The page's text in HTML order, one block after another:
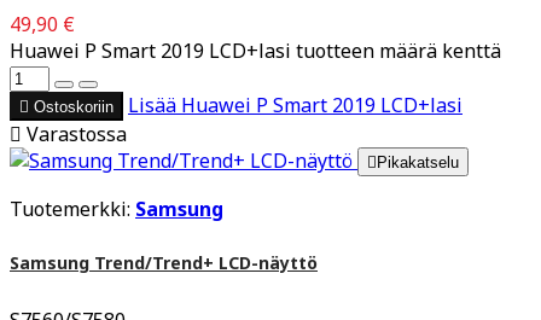
49,90 €
Huawei P Smart 2019 LCD+lasi tuotteen määrä kenttä
 Ostoskoriin Lisää Huawei P Smart 2019 LCD+lasi
 Varastossa
 Pikakatselu
Tuotemerkki: Samsung
Samsung Trend/Trend+ LCD-näyttö